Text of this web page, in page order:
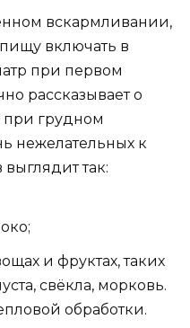
вскармливании,
включать в
при первом
рассказывает о
при грудном
нежелательных к
так:
и фруктах, таких
свёкла, морковь.
обработки.